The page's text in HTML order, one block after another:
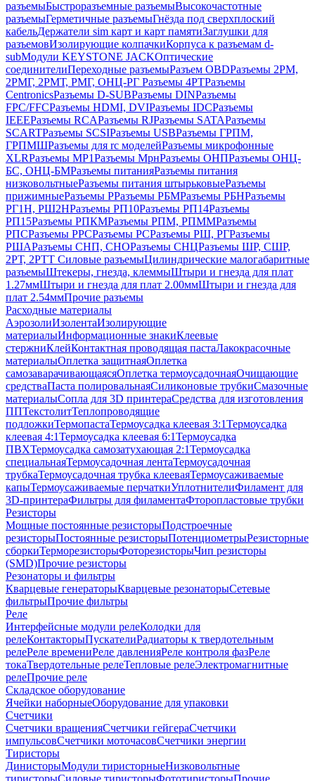
разъемыБыстроразъемные разъемыВысокочастотные
разъемыГерметичные разъемыГнёзда под сверхплоский
кабельДержатели sim карт и карт памятиЗаглушки для
разъемовИзолирующие колпачкиКорпуса к разъемам d-
subМодули KEYSTONE JACKОптические
соединителиПереходные разъемыРазъем OBDРазъемы 2РМ,
2РМГ, 2РМТ, РМГ, ОНЦ-РГ Разъемы 4РТРазъемы
CentronicsРазъемы D-SUBРазъемы DINРазъемы
FPC/FFCРазъемы HDMI, DVIРазъемы IDCРазъемы
IEEEРазъемы RCAРазъемы RJРазъемы SATAРазъемы
SCARTРазъемы SCSIРазъемы USBРазъемы ГРПM,
ГРПМШРазъемы для rc моделейРазъемы микрофонные
XLRРазъемы МР1Разъемы МрнРазъемы ОНПРазъемы ОНЦ-
БС, ОНЦ-БМРазъемы питанияРазъемы питания
низковольтныеРазъемы питания штырьковыеРазъемы
прижимныеРазъемы РРазъемы РБМРазъемы РБНРазъемы
РГ1Н, РШ2НРазъемы РП10Разъемы РП14Разъемы
РП15Разъемы РПКМРазъемы РПМ, РПММРазъемы
РПСРазъемы РРСРазъемы РСРазъемы РШ, РГРазъемы
РШАРазъемы СНП, СНОРазъемы СНЦРазъемы ШР, СШР,
2РТ, 2РТТ Силовые разъемыЦилиндрические малогабаритные
разъемыШтекеры, гнезда, клеммыШтыри и гнезда для плат
1.27ммШтыри и гнезда для плат 2.00ммШтыри и гнезда для
плат 2.54ммПрочие разъемы
Расходные материалы
АэрозолиИзолентаИзолирующие
материалыИнформационные знакиКлеевые
стержниКлейКонтактная проводящая пастаЛакокрасочные
материалыОплетка защитнаяОплетка
самозаварачивающаясяОплетка термоусадочнаяОчищающие
средстваПаста полировальнаяСиликоновые трубкиСмазочные
материалыСопла для 3D принтераСредства для изготовления
ППТекстолитТеплопроводящие
подложкиТермопастаТермоусадка клеевая 3:1Термоусадка
клеевая 4:1Термоусадка клеевая 6:1Термоусадка
ПВХТермоусадка самозатухающая 2:1Термоусадка
специальнаяТермоусадочная лентаТермоусадочная
трубкаТермоусадочная трубка клееваяТермоусаживаемые
капыТермоусаживаемые перчаткиУплотнителиФиламент для
3D-принтераФильтры для филаментаФторопластовые трубки
Резисторы
Мощные постоянные резисторыПодстроечные
резисторыПостоянные резисторыПотенциометрыРезисторные
сборкиТерморезисторыФоторезисторыЧип резисторы
(SMD)Прочие резисторы
Резонаторы и фильтры
Кварцевые генераторыКварцевые резонаторыСетевые
фильтрыПрочие фильтры
Реле
Интерфейсные модули релеКолодки для
релеКонтакторыПускателиРадиаторы к твердотельным
релеРеле времениРеле давленияРеле контроля фазРеле
токаТвердотельные релеТепловые релеЭлектромагнитные
релеПрочие реле
Складское оборудование
Ячейки наборныеОборудование для упаковки
Счетчики
Счетчики вращенияСчетчики гейгераСчетчики
импульсовСчетчики моточасовСчетчики энергии
Тиристоры
ДинисторыМодули тиристорныеНизковольтные